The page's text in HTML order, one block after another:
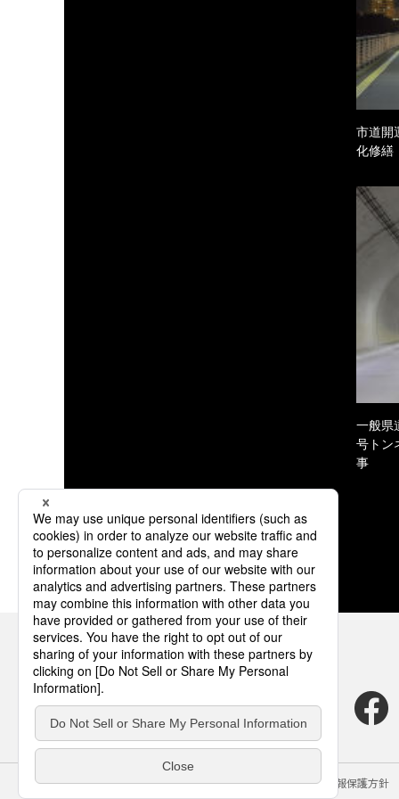
市道開
化修繕
一般県
号トン
事
サイトのご利用にあたって クッキーポリシー 個人情報保護方針